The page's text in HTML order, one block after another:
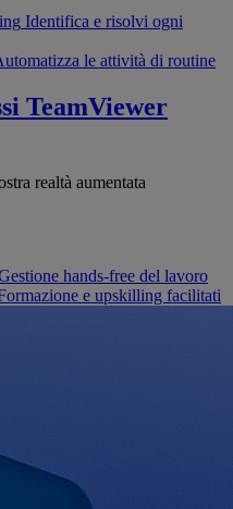
Identifica e risolvi ogni
le attività di routine
TeamViewer
realtà aumentata
hands-free del lavoro
e upskilling facilitati